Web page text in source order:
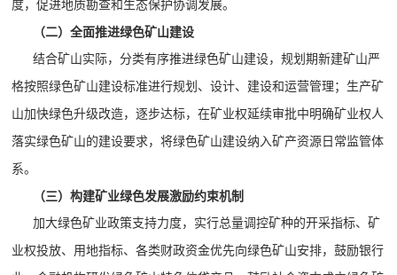
度，促进地质勘查和生态保护协调发展。
（二）全面推进绿色矿山建设
结合矿山实际，分类有序推进绿色矿山建设，规划期新建矿山严
格按照绿色矿山建设标准进行规划、设计、建设和运营管理；生产矿
山加快绿色升级改造，逐步达标，在矿业权延续审批中明确矿业权人
落实绿色矿山的建设要求，将绿色矿山建设纳入矿产资源日常监管体
系。
（三）构建矿业绿色发展激励约束机制
加大绿色矿业政策支持力度，实行总量调控矿种的开采指标、矿
业权投放、用地指标、各类财政资金优先向绿色矿山安排，鼓励银行